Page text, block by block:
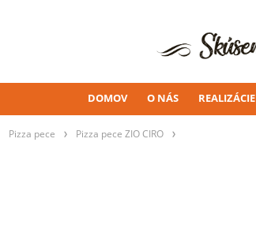
DOMOV O NÁS REALIZÁCIE
Pizza pece Pizza pece ZIO CIRO